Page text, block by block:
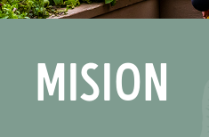
Misión